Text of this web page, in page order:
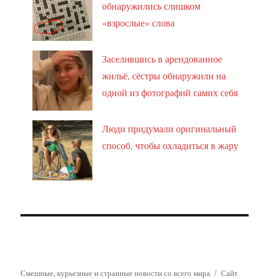
обнаружились слишком
«взрослые» слова
Заселившись в арендованное
жильё, сёстры обнаружили на
одной из фотографий самих себя
Люди придумали оригинальный
способ, чтобы охладиться в жару
Смешные, курьезные и странные новости со всего мира Сайт